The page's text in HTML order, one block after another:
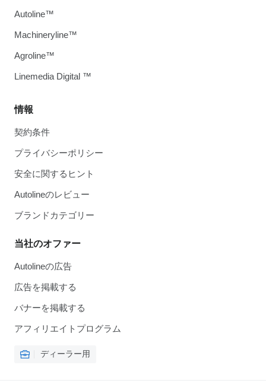
情報
契約条件
プライバシーポリシー
安全に関するヒント
Autolineのレビュー
ブランドカテゴリー
当社のオファー
Autolineの広告
広告を掲載する
バナーを掲載する
アフィリエイトプログラム
ディーラー用
Autoline™
Machineryline™
Agroline™
Linemedia Digital ™